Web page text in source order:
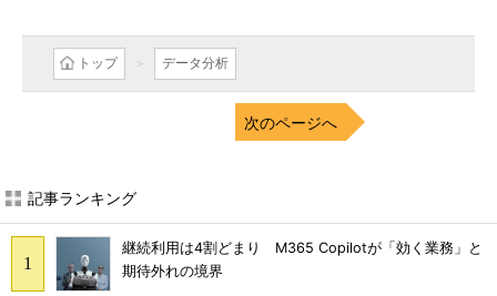
トップ データ分析
次のページへ
記事ランキング
継続利用は4割どまり M365 Copilotが「効く業務」と
期待外れの境界